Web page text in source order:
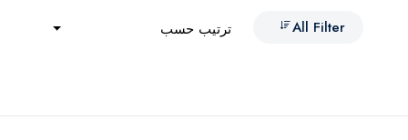
All Filter
ترتيب حسب